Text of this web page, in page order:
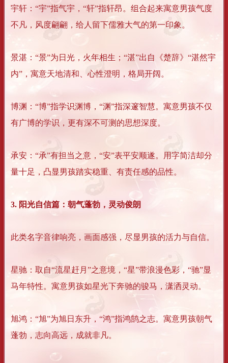
宇轩：“宇”指气宇，“轩”指轩昂。组合起来寓意男孩气度
不凡，风度翩翩，给人留下儒雅大气的第一印象。
景湛：“景”为日光，火年相生；“湛”出自《楚辞》“湛然宇
内”，寓意天地清和、心性澄明，格局开阔。
博渊：“博”指学识渊博，“渊”指深邃智慧。寓意男孩不仅
有广博的学识，更有深不可测的思想深度。
承安：“承”有担当之意，“安”表平安顺遂。用字简洁却分
量十足，凸显男孩踏实稳重、有责任感的品性。
3. 阳光自信篇：朝气蓬勃，灵动俊朗
此类名字音律响亮，画面感强，尽显男孩的活力与自信。
星驰：取自“流星赶月”之意境，“星”带浪漫色彩，“驰”显
马年特性。寓意男孩如星光下奔驰的骏马，潇洒灵动。
旭鸿：“旭”为旭日东升，“鸿”指鸿鹄之志。寓意男孩朝气
蓬勃，志向高远，成就非凡。